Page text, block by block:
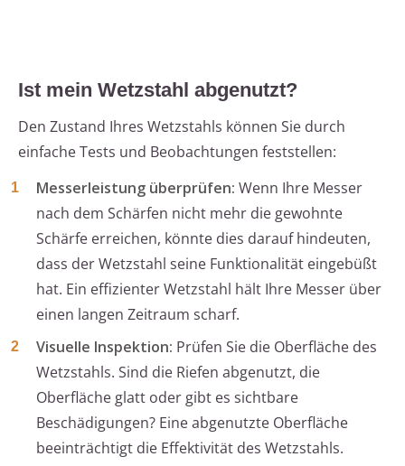
Ist mein Wetzstahl abgenutzt?
Den Zustand Ihres Wetzstahls können Sie durch
einfache Tests und Beobachtungen feststellen:
Messerleistung überprüfen: Wenn Ihre Messer
nach dem Schärfen nicht mehr die gewohnte
Schärfe erreichen, könnte dies darauf hindeuten,
dass der Wetzstahl seine Funktionalität eingebüßt
hat. Ein effizienter Wetzstahl hält Ihre Messer über
einen langen Zeitraum scharf.
Visuelle Inspektion: Prüfen Sie die Oberfläche des
Wetzstahls. Sind die Riefen abgenutzt, die
Oberfläche glatt oder gibt es sichtbare
Beschädigungen? Eine abgenutzte Oberfläche
beeinträchtigt die Effektivität des Wetzstahls.